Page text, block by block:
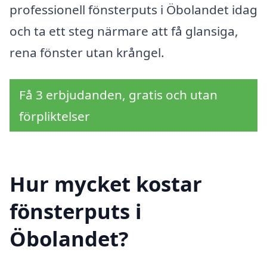
professionell fönsterputs i Öbolandet idag
och ta ett steg närmare att få glansiga,
rena fönster utan krångel.
Få 3 erbjudanden, gratis och utan
förpliktelser
Hur mycket kostar
fönsterputs i
Öbolandet?